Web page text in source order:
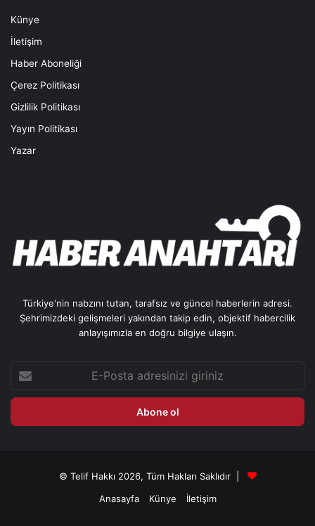
Künye
İletişim
Haber Aboneliği
Çerez Politikası
Gizlilik Politikası
Yayın Politikası
Yazar
Türkiye'nin nabzını tutan, tarafsız ve güncel haberlerin adresi.
Şehrimizdeki gelişmeleri yakından takip edin, objektif habercilik
anlayışımızla en doğru bilgiye ulaşın.
Posta
adresinizi
© Telif Hakkı 2026, Tüm Hakları Saklıdır |
Anasayfa
Künye İletişim